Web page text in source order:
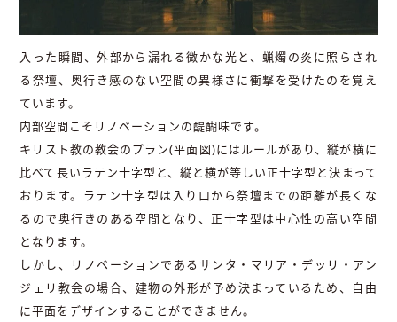
入った瞬間、外部から漏れる微かな光と、蝋燭の炎に照らされ
る祭壇、奥行き感のない空間の異様さに衝撃を受けたのを覚え
ています。
内部空間こそリノベーションの醍醐味です。
キリスト教の教会のプラン(平面図)にはルールがあり、縦が横に
比べて長いラテン十字型と、縦と横が等しい正十字型と決まって
おります。ラテン十字型は入り口から祭壇までの距離が長くな
るので奥行きのある空間となり、正十字型は中心性の高い空間
となります。
しかし、リノベーションであるサンタ・マリア・デッリ・アン
ジェリ教会の場合、建物の外形が予め決まっているため、自由
に平面をデザインすることができません。